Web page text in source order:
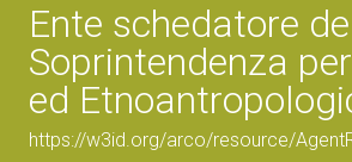
Ente schedatore
Soprintendenza
ed
https://w3id.org/arco/resource/